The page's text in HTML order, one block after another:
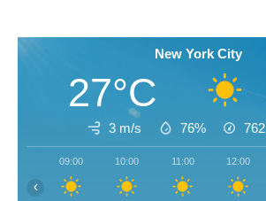
New York City
27°C
3 m/s 76% 762
09:00 10:00 11:00 12:00
‹